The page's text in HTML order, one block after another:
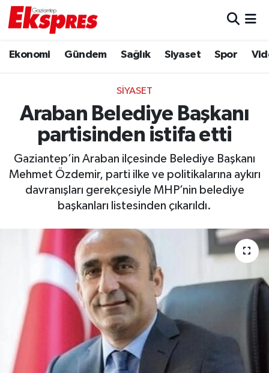
Ekonomi Gündem Sağlık Siyaset Spor
SIYASET
Araban Belediye Başkanı
partisinden istifa etti
Gaziantep’in Araban ilçesinde Belediye Başkanı
Mehmet Özdemir, parti ilke ve politikalarına aykırı
davranışları gerekçesiyle MHP’nin belediye
başkanları listesinden çıkarıldı.
Ekonomi
Gaziantep son dakika
Genel
Gündem
Haberler
Kültür Sanat
Magazin
Müzik
Resmi İlanlar
Trafik Durumu
Puan Durumu ve Fikstür
Tüm Manşetler
Son Dakika Haberleri
Haber Arşivi